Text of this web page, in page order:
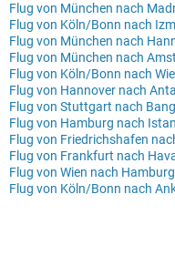
Flug von München nach
Flug von Köln/Bonn nach
Flug von München nach
Flug von München nach
Flug von Köln/Bonn nach
Flug von Hannover nach
Flug von Stuttgart nach
Flug von Hamburg nach
Flug von Friedrichshafen
Flug von Frankfurt nach
Flug von Wien nach Hamburg
Flug von Köln/Bonn nach